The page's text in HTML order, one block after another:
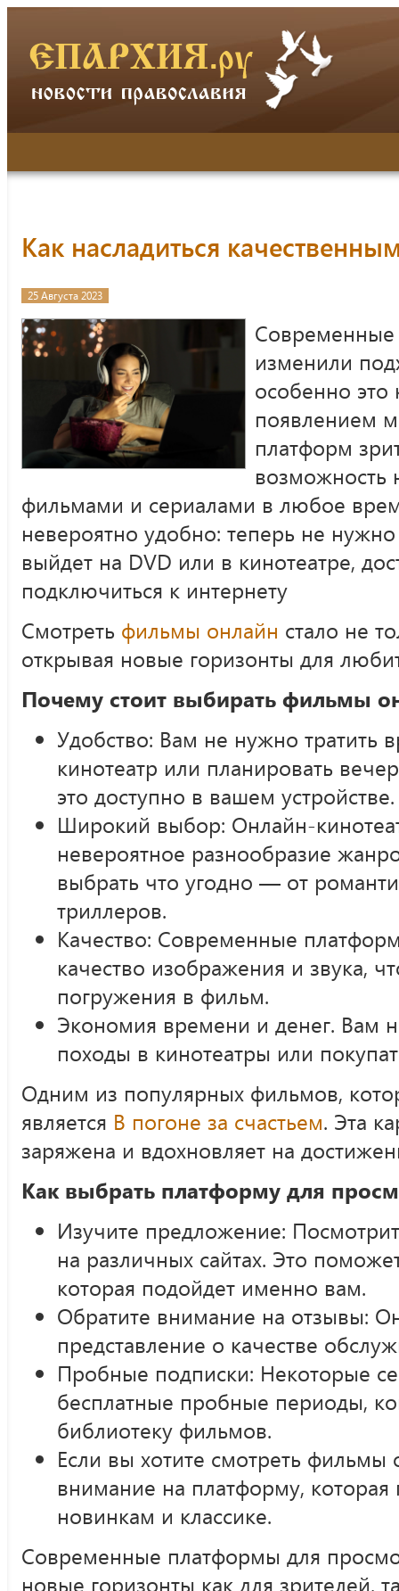
Как насладиться
25 Августа 2023
Современные
изменили
особенно это
появлением
платформ
возможность
фильмами и сериалами в любое
невероятно удобно: теперь не
выйдет на DVD или в кинотеатре,
подключиться к интернету
Смотреть фильмы онлайн стало не
открывая новые горизонты для
Почему стоит выбирать фильмы
Удобство: Вам не нужно тратить
кинотеатр или планировать
это доступно в вашем устройстве.
Широкий выбор: Онлайн-
невероятное разнообразие
выбрать что угодно — от
триллеров.
Качество: Современные
качество изображения и звука,
погружения в фильм.
Экономия времени и денег. Вам
походы в кинотеатры или
Одним из популярных фильмов,
является В погоне за счастьем. Эта
заряжена и вдохновляет на
Как выбрать платформу для
Изучите предложение:
на различных сайтах. Это
которая подойдет именно вам.
Обратите внимание на отзывы:
представление о качестве
Пробные подписки: Некоторые
бесплатные пробные периоды,
библиотеку фильмов.
Если вы хотите смотреть фильмы
внимание на платформу, которая
новинкам и классике.
Современные платформы для
новые горизонты как для зрителей,